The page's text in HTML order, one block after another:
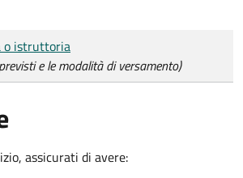
o istruttoria
e le modalità di versamento)
assicurati di avere: